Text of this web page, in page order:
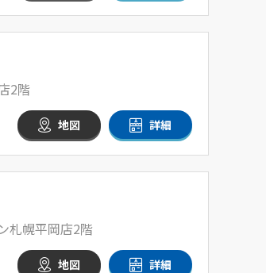
2階
地図 詳細
札幌平岡店2階
地図 詳細